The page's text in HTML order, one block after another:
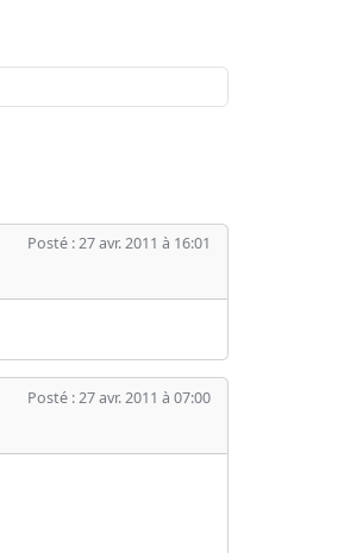
Posté : 27 avr. 2011 à 16:01
Posté : 27 avr. 2011 à 07:00